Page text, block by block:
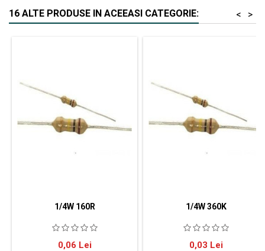
16 ALTE PRODUSE IN ACEEASI CATEGORIE: >
<
1/4W 160R
SR Passives rezistor de carbon
Pret
0,06 Lei
1/4W 360K
Rezistor:de
Pret
0,03 Lei